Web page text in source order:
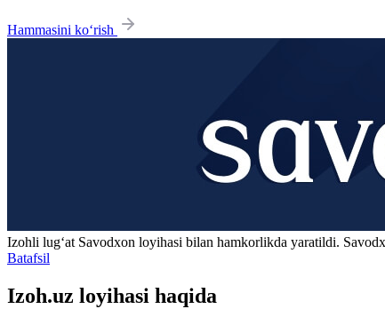
Hammasini ko‘rish
Izohli lugʻat Savodxon loyihasi bilan hamkorlikda yaratildi.
Batafsil
Izoh.uz loyihasi haqida